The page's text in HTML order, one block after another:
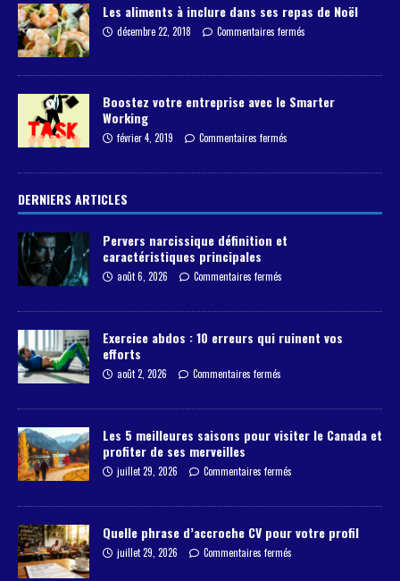
Les aliments à inclure dans ses repas de Noël
décembre 22, 2018 Commentaires fermés
Boostez votre entreprise avec le Smarter
Working
février 4, 2019 Commentaires fermés
DERNIERS ARTICLES
Pervers narcissique définition et
caractéristiques principales
août 6, 2026 Commentaires fermés
Exercice abdos : 10 erreurs qui ruinent vos
efforts
août 2, 2026 Commentaires fermés
Les 5 meilleures saisons pour visiter le Canada et
profiter de ses merveilles
juillet 29, 2026 Commentaires fermés
Quelle phrase d’accroche CV pour votre profil
juillet 29, 2026 Commentaires fermés